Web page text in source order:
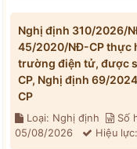
Nghị định 310/2026/
45/2020/NĐ-CP thực
trường điện tử, được
CP, Nghị định 69/
CP
Loại: Nghị định Số
05/08/2026
Hiệu lực: